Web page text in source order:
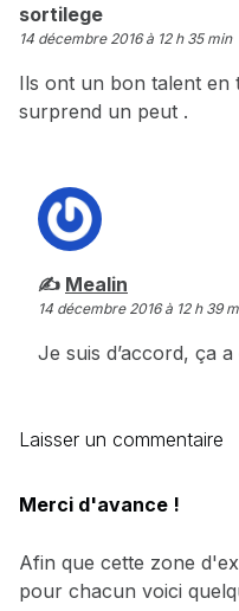
sortilege
14 décembre 2016 à 12 h 35 min
Ils ont un bon talent en
surprend un peut .
Mealin
14 décembre 2016 à 12 h 39
Je suis d’accord, ça
Laisser un commentaire
Merci d'avance !
Afin que cette zone
pour chacun voici